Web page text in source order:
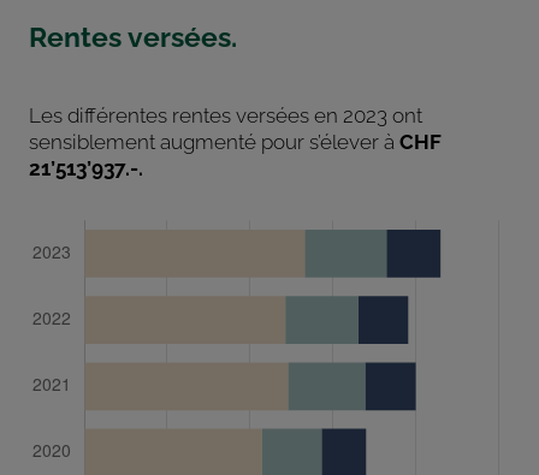
Rentes versées.
Les différentes rentes versées en 2023 ont
sensiblement augmenté pour s’élever àCHF
21’513’937.-.